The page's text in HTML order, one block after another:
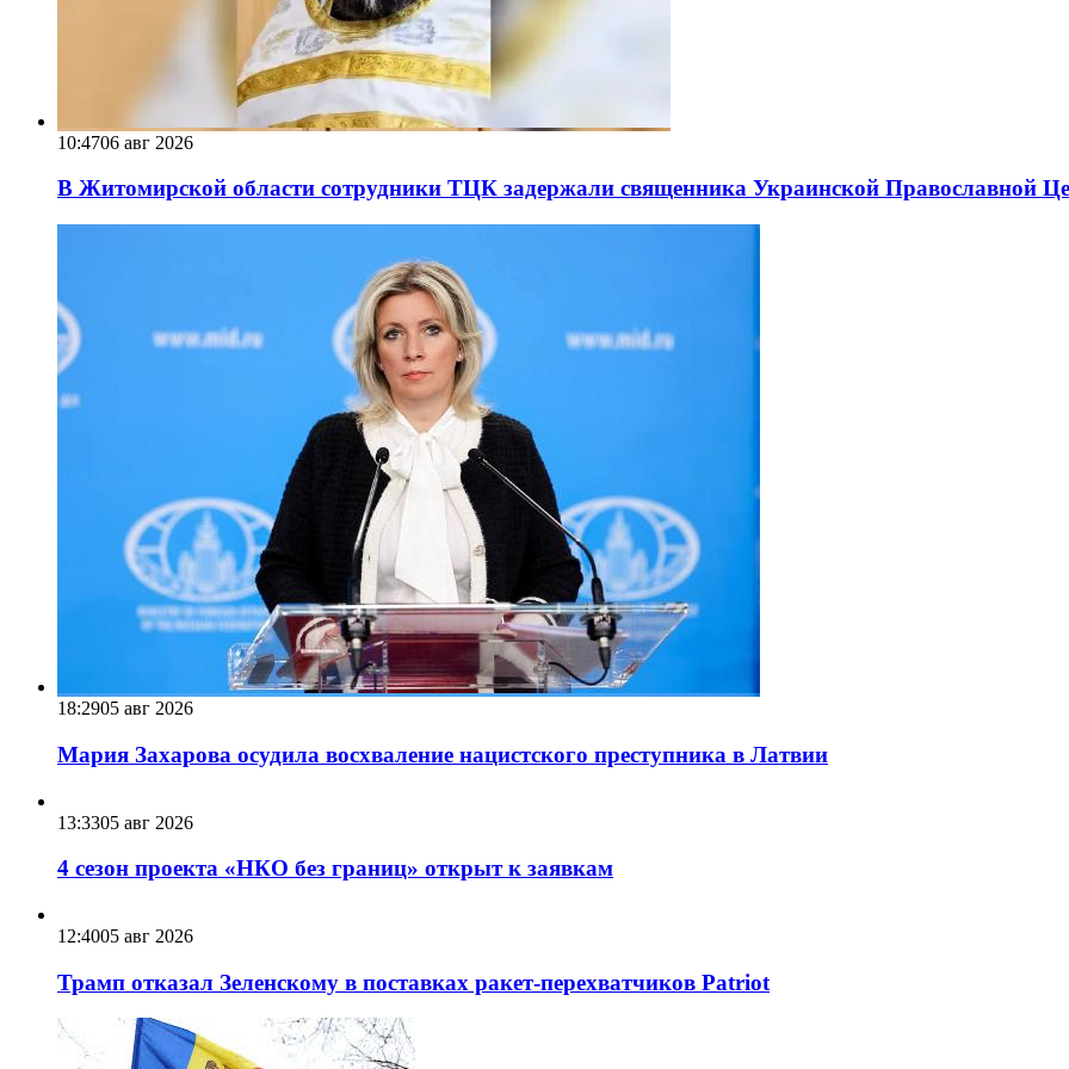
10:4706 авг 2026
В Житомирской области сотрудники ТЦК задержали священника Украинской Православной
18:2905 авг 2026
Мария Захарова осудила восхваление нацистского преступника в Латвии
13:3305 авг 2026
4 сезон проекта «НКО без границ» открыт к заявкам
12:4005 авг 2026
Трамп отказал Зеленскому в поставках ракет-перехватчиков Patriot